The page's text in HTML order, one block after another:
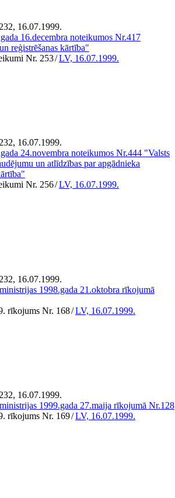
16.07.1999.
16.decembra noteikumos Nr.417
reģistrēšanas kārtība"
Nr. 253/LV, 16.07.1999.
16.07.1999.
24.novembra noteikumos Nr.444 "Valsts
un atlīdzības par apgādnieka
Nr. 256/LV, 16.07.1999.
16.07.1999.
1998.gada 21.oktobra rīkojumā
rīkojums Nr. 168/LV, 16.07.1999.
16.07.1999.
1999.gada 27.maija rīkojumā Nr.128
rīkojums Nr. 169/LV, 16.07.1999.